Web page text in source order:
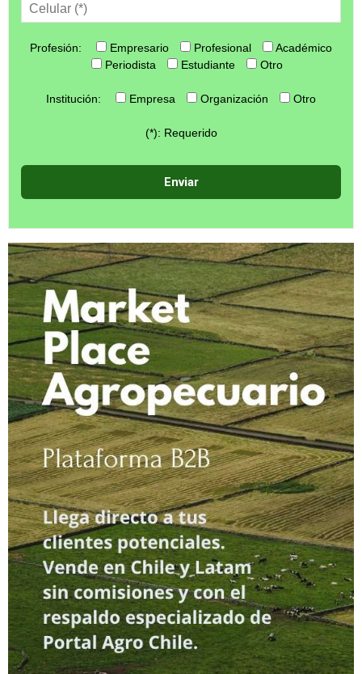
Profesión: Empresario Profesional
Académico
Periodista
Estudiante Otro
Institución: Empresa Organización Otro
(*): Requerido